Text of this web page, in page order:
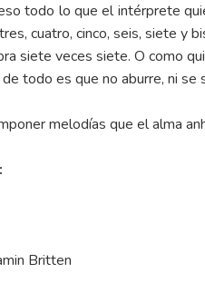
todo lo que el intérprete
cuatro, cinco, seis, siete y
siete veces siete. O como
todo es que no aburre, ni se
melodías que el alma
Britten